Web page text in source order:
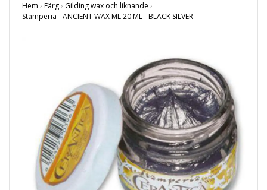
Hem › Färg› Gilding wax och liknande ›
Stamperia - ANCIENT WAX ML 20 ML - BLACK SILVER